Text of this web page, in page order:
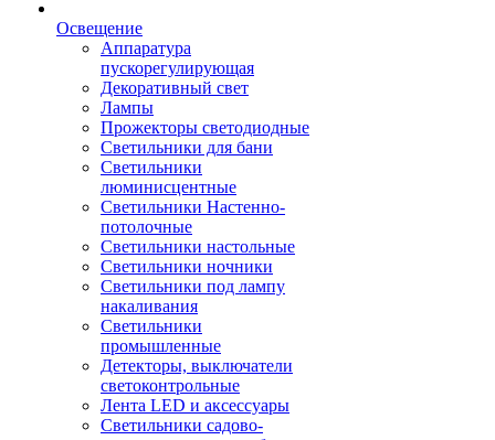
Освещение
Аппаратура
пускорегулирующая
Декоративный свет
Лампы
Прожекторы светодиодные
Светильники для бани
Светильники
люминисцентные
Светильники Настенно-
потолочные
Светильники настольные
Светильники ночники
Светильники под лампу
накаливания
Светильники
промышленные
Детекторы, выключатели
светоконтрольные
Лента LED и аксессуары
Светильники садово-